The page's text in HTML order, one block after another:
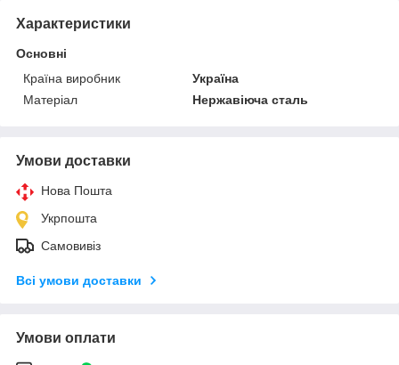
Характеристики
Основні
Країна виробник
Україна
Матеріал
Нержавіюча сталь
Умови доставки
Нова Пошта
Укрпошта
Самовивіз
Всі умови доставки
Умови оплати